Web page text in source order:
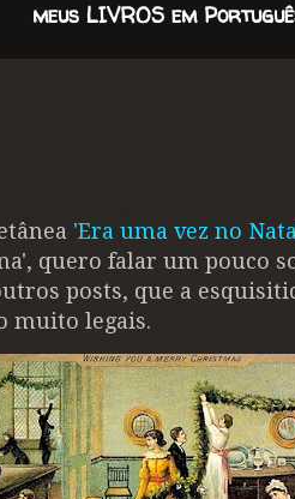
meus LIVROS em
'Era uma vez no
quero falar um pouco
posts, que a
muito legais.